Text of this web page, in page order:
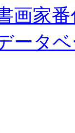
画家
ータ